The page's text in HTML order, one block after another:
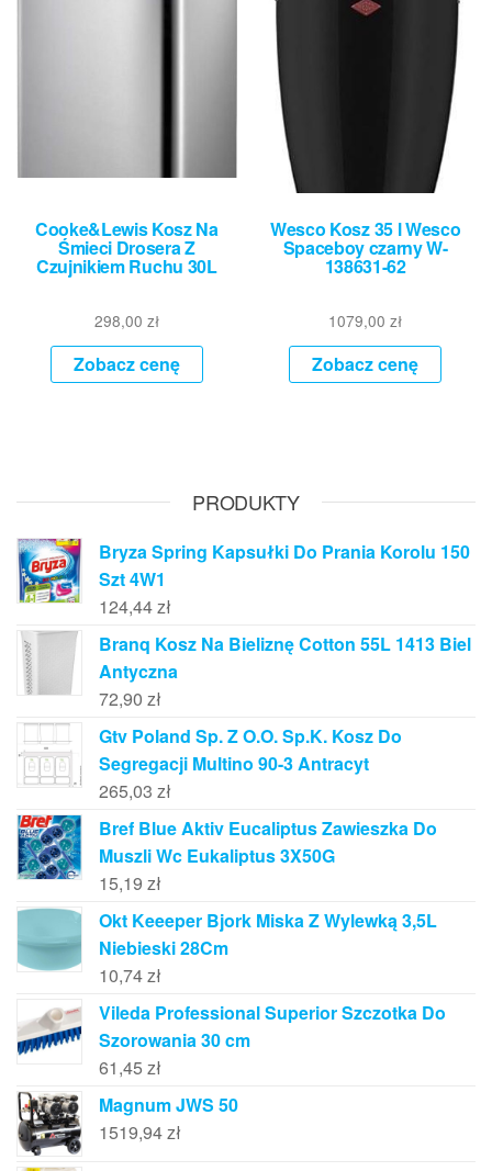
Cooke&Lewis Kosz Na
Śmieci Drosera Z
Czujnikiem Ruchu 30L
298,00 zł
Zobacz cenę
Wesco Kosz 35 l Wesco
Spaceboy czarny W-
138631-62
1079,00zł
Zobacz cenę
PRODUKTY
Bryza Spring Kapsułki Do Prania Korolu 150
Szt 4W1
124,44zł
Branq Kosz Na Bieliznę Cotton 55L 1413 Biel
Antyczna
72,90 zł
Gtv Poland Sp. Z O.O. Sp.K. Kosz Do
Segregacji Multino 90-3 Antracyt
265,03 zł
Bref Blue Aktiv Eucaliptus Zawieszka Do
Muszli Wc Eukaliptus 3X50G
15,19 zł
Okt Keeeper Bjork Miska Z Wylewką 3,5L
Niebieski 28Cm
10,74zł
Vileda Professional Superior Szczotka Do
Szorowania 30 cm
61,45 zł
Magnum JWS 50
1519,94zł